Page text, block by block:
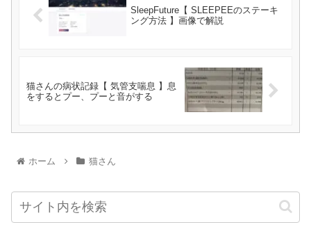
SleepFuture【 SLEEPEEのステーキ
ング方法 】画像で解説
猫さんの病状記録【 気管支喘息 】息
をするとプー、プーと音がする
ホーム 猫さん